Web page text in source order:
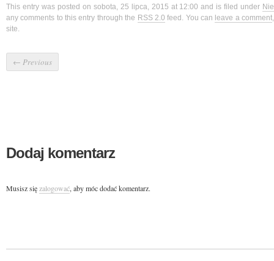
This entry was posted on sobota, 25 lipca, 2015 at 12:00 and is filed under
any comments to this entry through the RSS 2.0 feed. You can leave a comment
site.
← Previous
Dodaj komentarz
Musisz sięzalogować, aby móc dodać komentarz.